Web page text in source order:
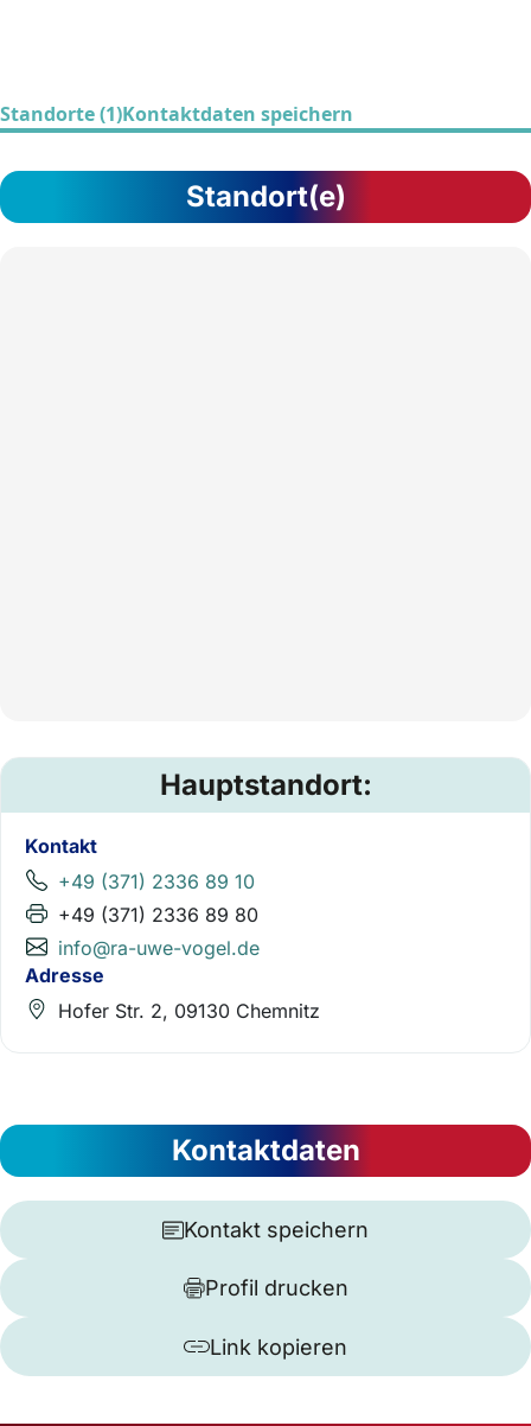
Standorte (1)Kontaktdaten speichern
Standort(e)
Hauptstandort:
Kontakt
+49 (371) 2336 89 10
+49 (371) 2336 89 80
info@ra-uwe-vogel.de
Adresse
Hofer Str. 2, 09130 Chemnitz
Kontaktdaten
Kontakt speichern
Profil drucken
Link kopieren